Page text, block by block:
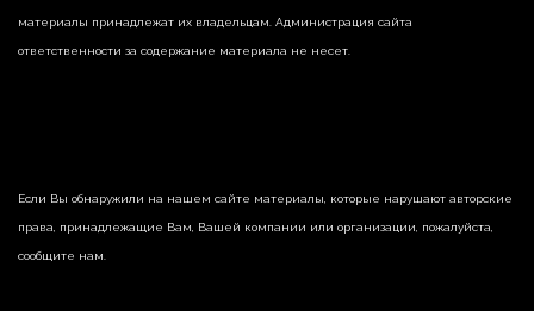
материалы принадлежат их владельцам. Администрация сайта
ответственности за содержание материала не несет.
Если Вы обнаружили на нашем сайте материалы, которые нарушают авторские
права, принадлежащие Вам, Вашей компании или организации, пожалуйста,
сообщите нам.